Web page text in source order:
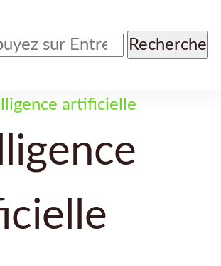
artificielle